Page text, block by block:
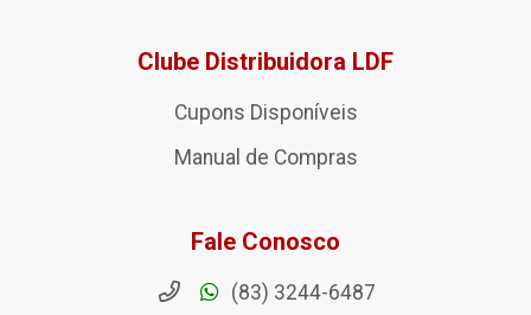
Clube Distribuidora LDF
Cupons Disponíveis
Manual de Compras
Fale Conosco
(83) 3244-6487